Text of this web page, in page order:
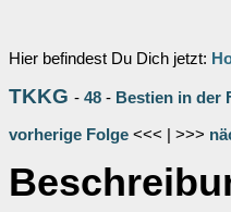
Hier befindest Du Dich jetzt:
TKKG - 48 - Bestien in der
vorherige Folge <<< | >>>